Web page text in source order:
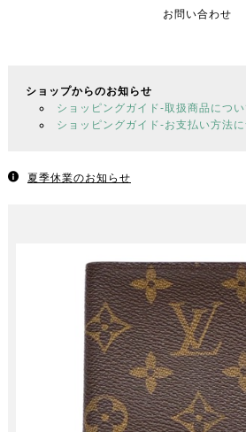
お問い合わせ
ショップからのお知らせ
ショッピングガイド-取扱商品につ
ショッピングガイド-お支払い方法
夏季休業のお知らせ